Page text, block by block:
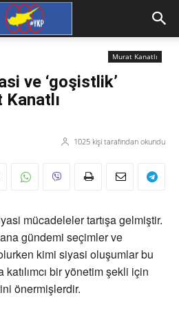
Murat Kanatlı
ve ‘goşistlik’
1025 kişi tarafından okundu
mücadeleler tartışa gelmiştir.
gündemi seçimler ve
kimi siyasi oluşumlar bu
bir yönetim şekli için
önermişlerdir.